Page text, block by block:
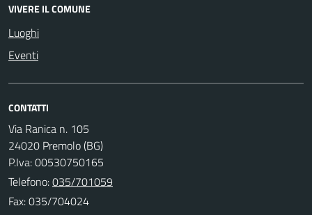
VIVERE IL COMUNE
Luoghi
Eventi
CONTATTI
Via Ranica n. 105
24020 Premolo (BG)
P.Iva: 00530750165
Telefono:035/701059
Fax: 035/704024